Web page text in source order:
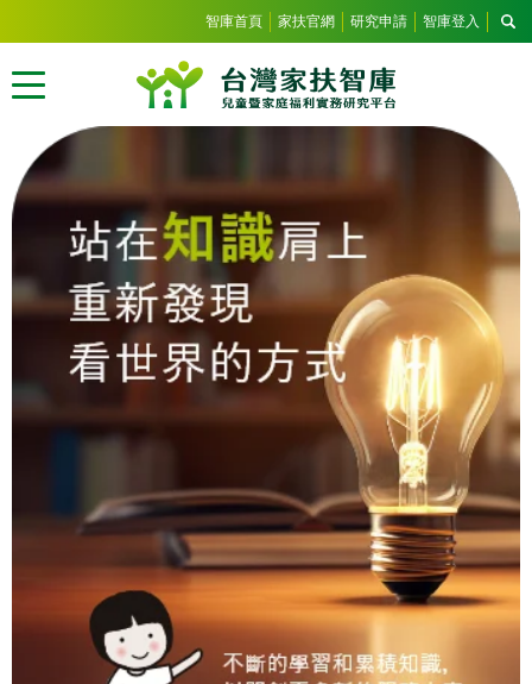
智庫首頁 家扶官網 研究申請 智庫登入